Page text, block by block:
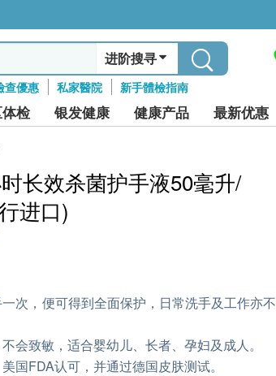
进阶搜寻
查優惠 私家醫院 新手體檢指南
检 银发健康 健康产品 最新优惠
长效杀菌护手液50毫升/
进口)
次，便可得到全面保护，日常洗手及工作亦不
会致敏，适合婴幼儿、长者、孕妇及成人。
国FDA认可，并通过德国皮肤测试。